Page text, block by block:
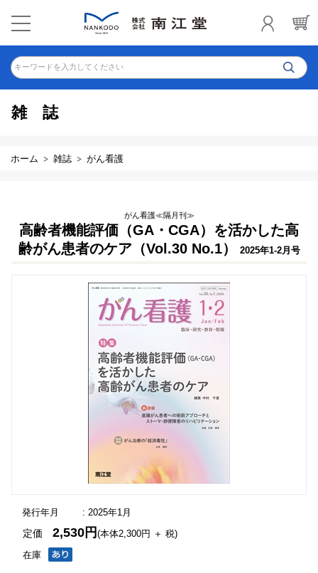
キーワードを入力してください
雑誌
ホーム 雑誌 がん看護
がん看護≪隔月刊≫
高齢者機能評価（GA・CGA）を活かした高
齢がん患者のケア（Vol.30 No.1）
2025年1-2月号
発行年月 : 2025年1月
在庫
定価2,530円(本体2,300円 ＋ 税)